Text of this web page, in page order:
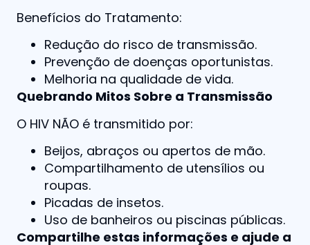
Benefícios do Tratamento:
Redução do risco de transmissão.
Prevenção de doenças oportunistas.
Melhoria na qualidade de vida.
Quebrando Mitos Sobre a Transmissão
O HIV NÃO é transmitido por:
Beijos, abraços ou apertos de mão.
Compartilhamento de utensílios ou
roupas.
Picadas de insetos.
Uso de banheiros ou piscinas públicas.
Compartilhe estas informações e ajude a